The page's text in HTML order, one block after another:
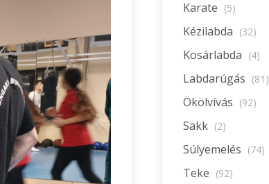
Karate (5)
Kézilabda (32)
Kosárlabda (4)
Labdarúgás (81)
Ökölvívás (92)
Sakk (2)
Súlyemelés (74)
Teke (92)